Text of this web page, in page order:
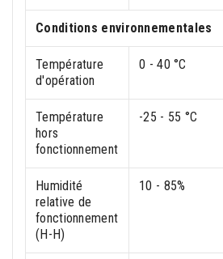
Conditions environnementales
Température
d'opération
0 - 40 °C
Température
hors
fonctionnement
-25 - 55 °C
Humidité
relative de
fonctionnement
(H-H)
10 - 85%